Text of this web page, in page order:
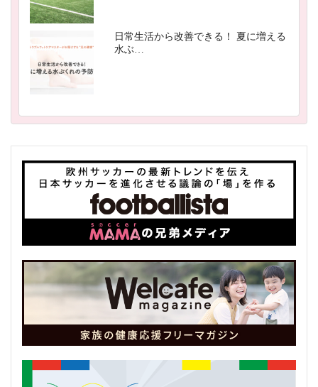
日常生活から改善できる！ 夏に増える
水ぶ…